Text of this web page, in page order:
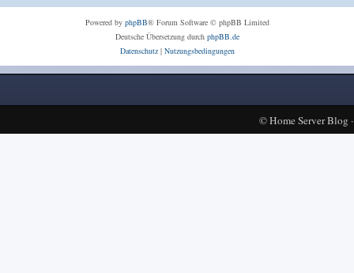
Powered by phpBB® Forum Software © phpBB Limited
Deutsche Übersetzung durch phpBB.de
Datenschutz| Nutzungsbedingungen
©Home Server Blog